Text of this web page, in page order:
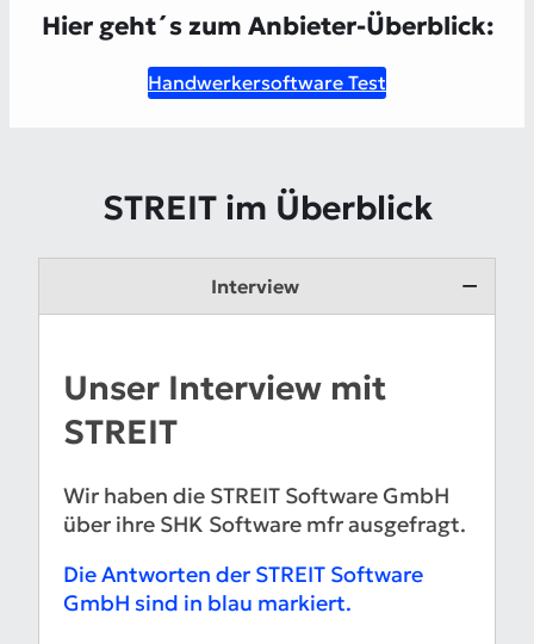
Hier geht´s zum Anbieter-Überblick:
Handwerkersoftware Test
STREIT im Überblick
Interview
Unser Interview mit
STREIT
Wir haben die STREIT Software GmbH
über ihre SHK Software mfr ausgefragt.
Die Antworten der STREIT Software
GmbH sind in blau markiert.